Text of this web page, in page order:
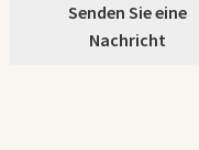
Senden Sie eine
Nachricht